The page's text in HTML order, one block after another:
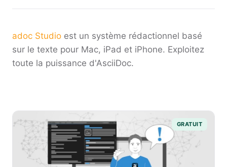
adoc Studio est un système rédactionnel basé
sur le texte pour Mac, iPad et iPhone. Exploitez
toute la puissance d'AsciiDoc.
GRATUIT